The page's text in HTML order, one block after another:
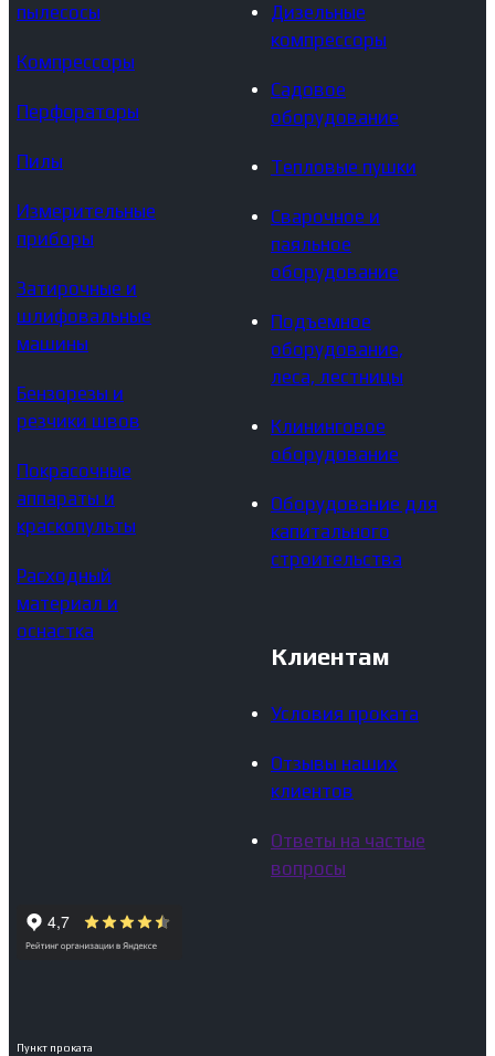
пылесосы
Компрессоры
Перфораторы
Пилы
Измерительные
приборы
Затирочные и
шлифовальные
машины
Бензорезы и
резчики швов
Покрасочные
аппараты и
краскопульты
Расходный
материал и
оснастка
Дизельные
компрессоры
Садовое
оборудование
Тепловые пушки
Сварочное и
паяльное
оборудование
Подъемное
оборудование,
леса, лестницы
Клининговое
оборудование
Оборудование для
капитального
строительства
Клиентам
Условия проката
Отзывы наших
клиентов
Ответы на частые
вопросы
Пункт проката